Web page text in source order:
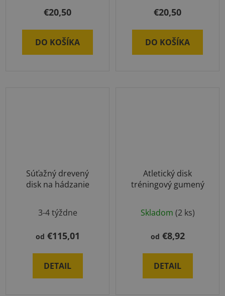
€20,50
DO KOŠÍKA
€20,50
DO KOŠÍKA
Súťažný drevený
disk na hádzanie
3-4 týždne
od €115,01
DETAIL
Atletický disk
tréningový gumený
Skladom (2 ks)
od €8,92
DETAIL